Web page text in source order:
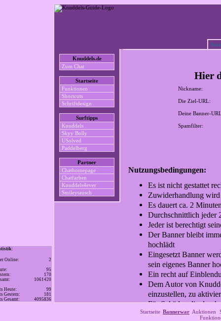
Knuddels.de
Zum Chat
Startseite
Funktionen
Shortcuts
Schriftdesign
Surftipps
Knuddels
Skyy Bolly
USolved
Paddelberg
Partner
Chathomepage
Chatfarben
Knuddels4ever
Smileytausch
Online:
2
95
170
1061420
Heute:
99
Gestern:
181
Gesamt:
4095836
Hier
Nickname:
Die Ziel-URL:
Deine Banner-
Spamfilter:
Nutzungsbedingungen:
Es ist nicht gestattet
Zuwiderhandlung
Es dauert ca. 2
Durchschnittlich jeder
Jeder ist berechtigt
Der Banner bleibt
hochlädt
Eingesetzt Banner
sein eigenes Banner
Ein recht auf
Dem Autor von
einzustellen, zu
Für Schäden die
Guide nicht haftbar
Startseite Bannerwar Auktionen